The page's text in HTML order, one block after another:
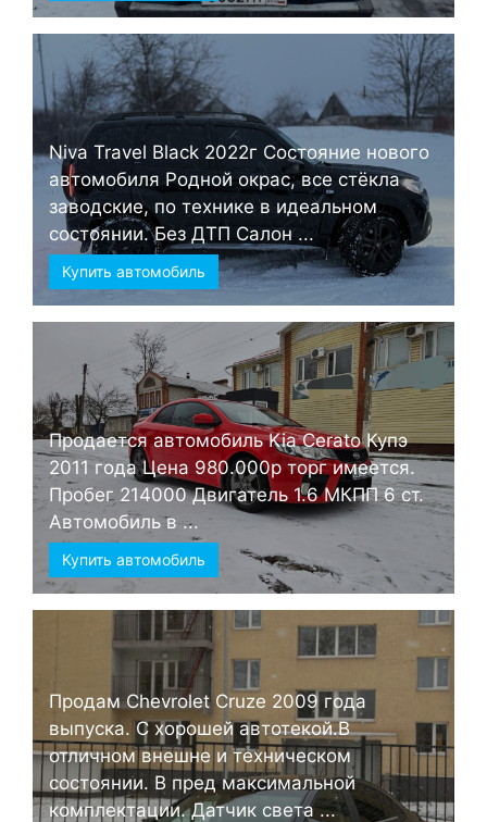
Niva Travel Black 2022г Состояние нового
автомобиля Родной окрас, все стёкла
заводские, по технике в идеальном
состоянии. Без ДТП Салон ...
Купить автомобиль
Продается автомобиль Kia Cerato Купэ
2011 года Цена 980.000р торг имеется.
Пробег 214000 Двигатель 1.6 МКПП 6 ст.
Автомобиль в ...
Купить автомобиль
Продам Chevrolet Cruze 2009 года
выпуска. С хорошей автотекой.В
отличном внешне и техническом
состоянии. В пред максимальной
комплектации. Датчик света ...